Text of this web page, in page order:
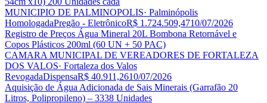
MUNICIPIO DE PALMINOPOLIS· Palminópolis
HomologadaPregão - EletrônicoR$ 1.724.509,4710/07/2026
Registro de Preços Água Mineral 20L Bombona Retornável e
Copos Plásticos 200ml (60 UN + 50 PAC)
CAMARA MUNICIPAL DE VEREADORES DE FORTALEZA
DOS VALOS· Fortaleza dos Valos
RevogadaDispensaR$ 40.911,2610/07/2026
Aquisição de Água Adicionada de Sais Minerais (Garrafão 20
Litros, Polipropileno) – 3338 Unidades